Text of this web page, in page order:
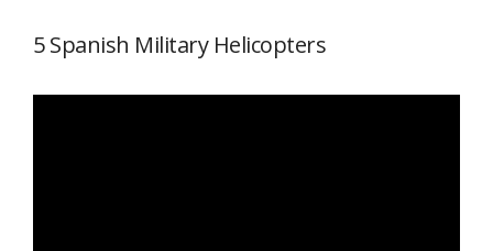
5 Spanish Military Helicopters